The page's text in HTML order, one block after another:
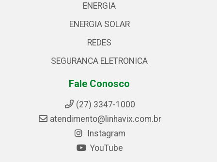
ENERGIA
ENERGIA SOLAR
REDES
SEGURANCA ELETRONICA
Fale Conosco
(27) 3347-1000
atendimento@linhavix.com.br
Instagram
YouTube